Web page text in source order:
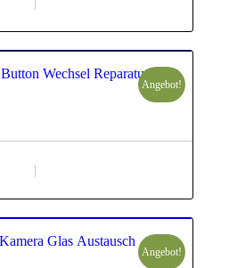
Wechsel Reparatur
€.
Angebot!
Glas Austausch
Angebot!